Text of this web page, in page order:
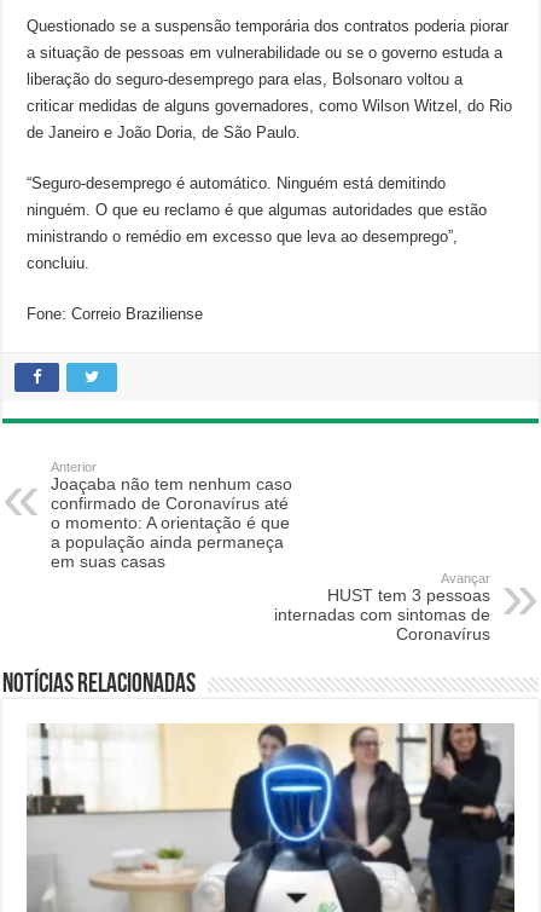
Questionado se a suspensão temporária dos contratos poderia piorar
a situação de pessoas em vulnerabilidade ou se o governo estuda a
liberação do seguro-desemprego para elas, Bolsonaro voltou a
criticar medidas de alguns governadores, como Wilson Witzel, do Rio
de Janeiro e João Doria, de São Paulo.
“Seguro-desemprego é automático. Ninguém está demitindo
ninguém. O que eu reclamo é que algumas autoridades que estão
ministrando o remédio em excesso que leva ao desemprego”,
concluiu.
Fone: Correio Braziliense
Anterior
Joaçaba não tem nenhum caso
confirmado de Coronavírus até
o momento: A orientação é que
a população ainda permaneça
em suas casas
Avançar
HUST tem 3 pessoas
internadas com sintomas de
Coronavírus
Notícias relacionadas